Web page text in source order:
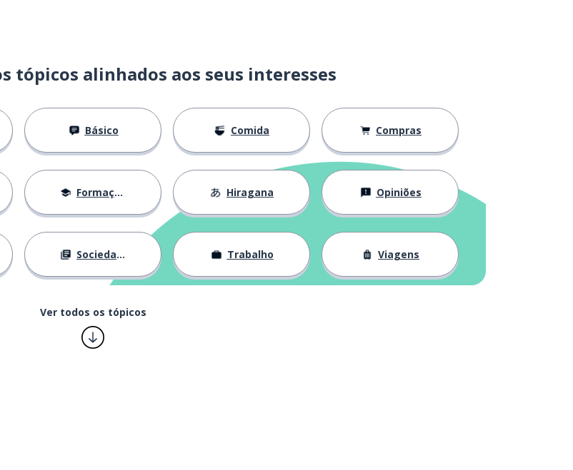
tópicos alinhados aos seus interesses
Básico Comida Compras
Formação Hiragana Opiniões
Sociedade Trabalho Viagens
Ver todos os tópicos